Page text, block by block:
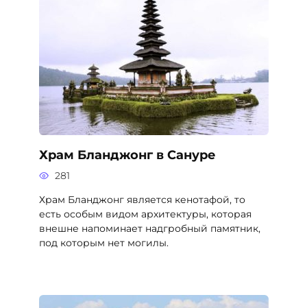
Храм Бланджонг в Сануре
281
Храм Бланджонг является кенотафой, то
есть особым видом архитектуры, которая
внешне напоминает надгробный памятник,
под которым нет могилы.